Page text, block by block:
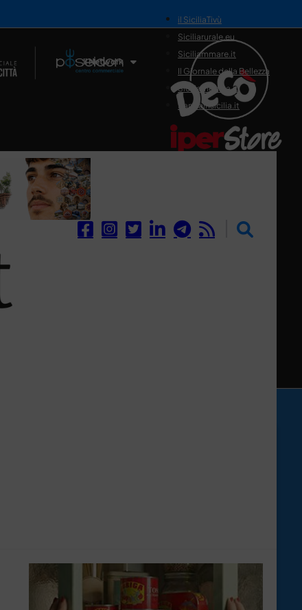
Il Network
il SiciliaTivù
Siciliarurale.eu
Siciliammare.it
Il Giornale della Bellezza
Siciliamedica.it
Sanitainsicilia.it